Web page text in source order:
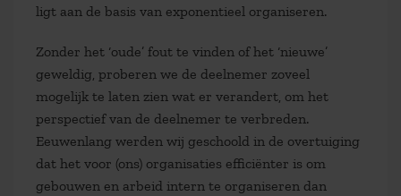
ligt aan de basis van exponentieel organiseren.
Zonder het ‘oude’ fout te vinden of het ‘nieuwe’
geweldig, proberen we de deelnemer zoveel
mogelijk te laten zien wat er verandert, om het
perspectief van de deelnemer te verbreden.
Eeuwenlang werden wij geschoold in de overtuiging
dat het voor (ons) organisaties efficiënter is om
gebouwen en arbeid intern te organiseren dan